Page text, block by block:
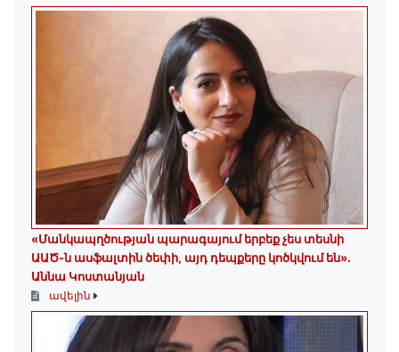
«Մանկապղծության պարագայում երբեք չես տեսնի
ԱԱԾ-ն ասֆալտին ծեփի, այդ դեպքերը կոծկվում են»․
Աննա Կոստանյան
ավելին